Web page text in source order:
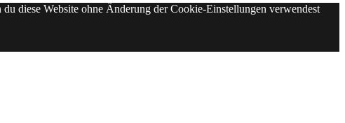
diese Website ohne Änderung der Cookie-Einstellungen verwendest